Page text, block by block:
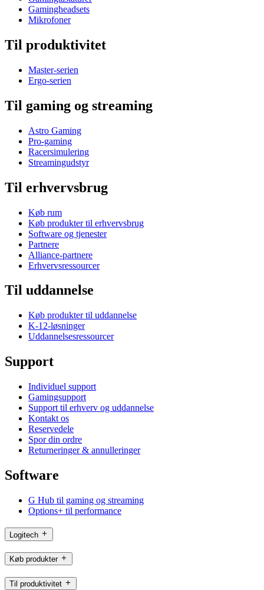
Gamingheadsets
Mikrofoner
Til produktivitet
Master-serien
Ergo-serien
Til gaming og streaming
Astro Gaming
Pro-gaming
Racersimulering
Streamingudstyr
Til erhvervsbrug
Køb rum
Køb produkter til erhvervsbrug
Software og tjenester
Partnere
Alliance-partnere
Erhvervsressourcer
Til uddannelse
Køb produkter til uddannelse
K-12-løsninger
Uddannelsesressourcer
Support
Individuel support
Gamingsupport
Support til erhverv og uddannelse
Kontakt os
Reservedele
Spor din ordre
Returneringer & annulleringer
Software
G Hub til gaming og streaming
Options+ til performance
Logitech
Køb produkter
Til produktivitet